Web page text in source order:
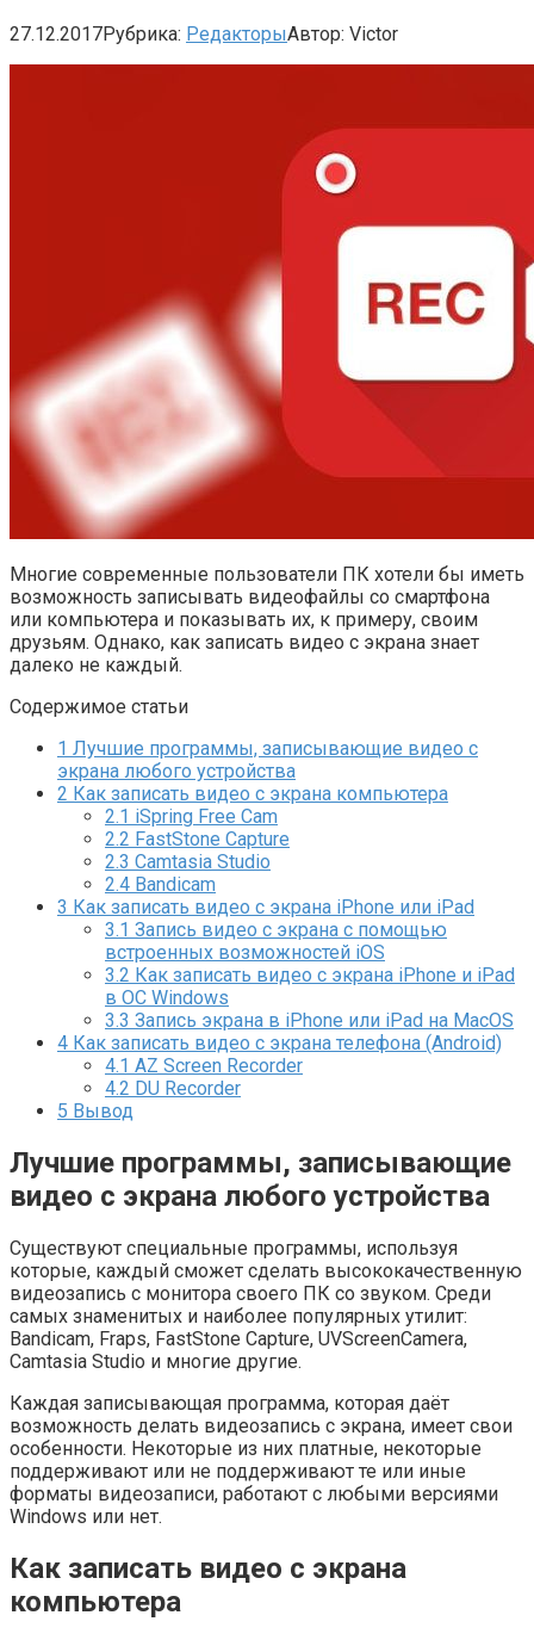
27.12.2017Рубрика: РедакторыАвтор: Victor
Многие современные пользователи ПК хотели бы иметь
возможность записывать видеофайлы со смартфона
или компьютера и показывать их, к примеру, своим
друзьям. Однако, как записать видео с экрана знает
далеко не каждый.
Содержимое статьи
1 Лучшие программы, записывающие видео с
экрана любого устройства
2 Как записать видео с экрана компьютера
2.1 iSpring Free Cam
2.2 FastStone Capture
2.3 Camtasia Studio
2.4 Bandicam
3 Как записать видео с экрана iPhone или iPad
3.1 Запись видео с экрана c помощью
встроенных возможностей iOS
3.2 Как записать видео с экрана iPhone и iPad
в ОС Windows
3.3 Запись экрана в iPhone или iPad на MacOS
4 Как записать видео с экрана телефона (Android)
4.1 AZ Screen Recorder
4.2 DU Recorder
5 Вывод
Лучшие программы, записывающие
видео с экрана любого устройства
Существуют специальные программы, используя
которые, каждый сможет сделать высококачественную
видеозапись с монитора своего ПК со звуком. Среди
самых знаменитых и наиболее популярных утилит:
Bandicam, Fraps, FastStone Capture, UVScreenCamera,
Camtasia Studio и многие другие.
Каждая записывающая программа, которая даёт
возможность делать видеозапись с экрана, имеет свои
особенности. Некоторые из них платные, некоторые
поддерживают или не поддерживают те или иные
форматы видеозаписи, работают с любыми версиями
Windows или нет.
Как записать видео с экрана
компьютера